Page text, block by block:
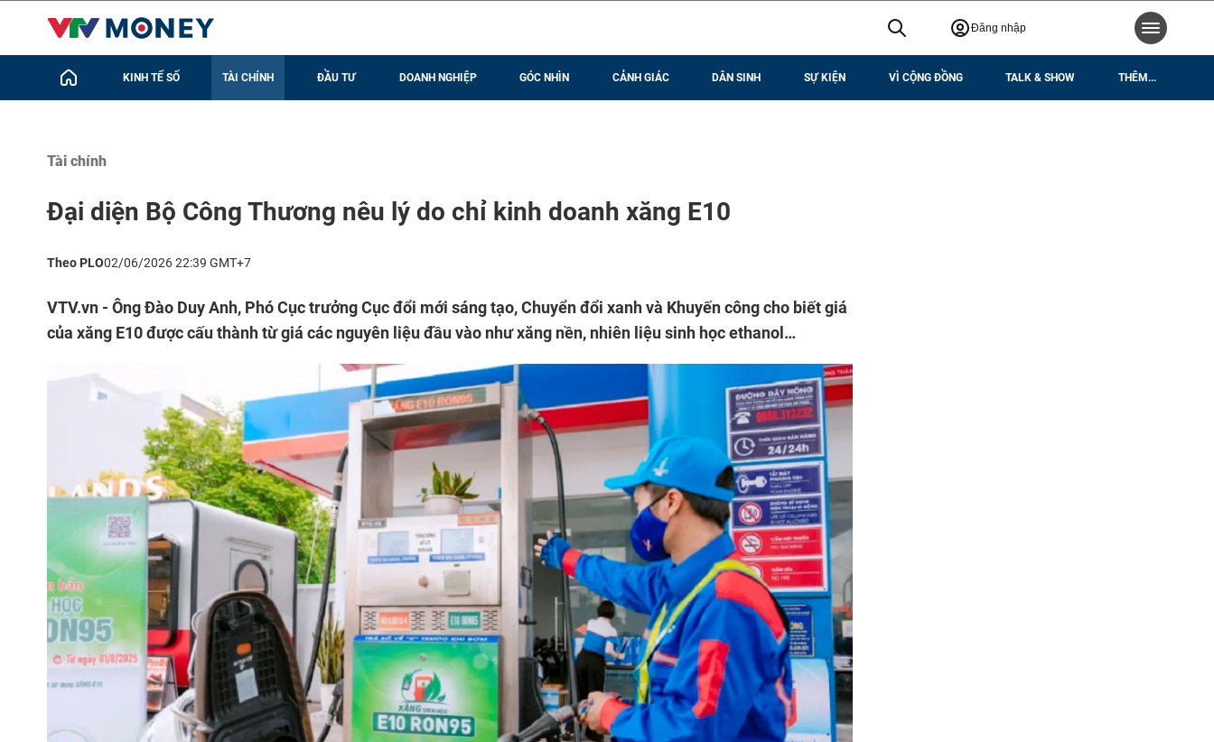
Đăng nhập
KINH TẾ SỐ TÀI CHÍNH ĐẦU TƯ DOANH NGHIỆP GÓC NHÌN CẢNH GIÁC DÂN SINH SỰ KIỆN VÌ CỘNG ĐỒNG TALK & SHOW THÊM...
Tài chính
Đại diện Bộ Công Thương nêu lý do chỉ kinh doanh xăng E10
Theo PLO02/06/2026 22:39 GMT+7
VTV.vn - Ông Đào Duy Anh, Phó Cục trưởng Cục đổi mới sáng tạo, Chuyển đổi xanh và Khuyến công cho biết giá
của xăng E10 được cấu thành từ giá các nguyên liệu đầu vào như xăng nền, nhiên liệu sinh học ethanol…